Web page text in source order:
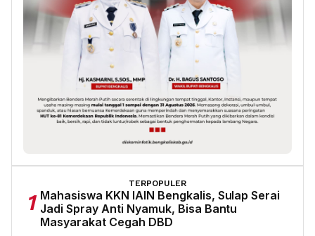
TERPOPULER
1 Mahasiswa KKN IAIN Bengkalis, Sulap Serai
Jadi Spray Anti Nyamuk, Bisa Bantu
Masyarakat Cegah DBD